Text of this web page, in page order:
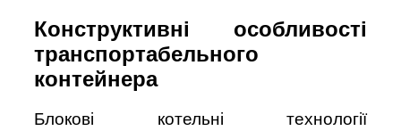
Конструктивні особливості
транспортабельного
контейнера
Блокові котельні технології